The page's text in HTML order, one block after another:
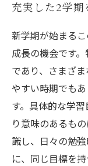
充実した2学期
新学期が始まる
成長の機会です
であり、さまざ
やすい時期でも
す。具体的な学
り意味のあるも
識し、日々の勉
に、同じ目標を